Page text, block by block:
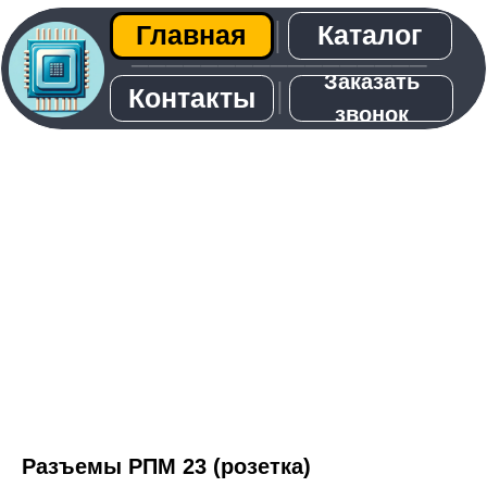
Главная Каталог
Контакты
─────────────────
│
Заказать
звонок
│
Разъемы РПМ 23 (розетка)